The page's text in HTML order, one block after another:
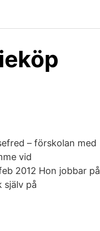
– förskolan med
vid
2012 Hon jobbar på
själv på